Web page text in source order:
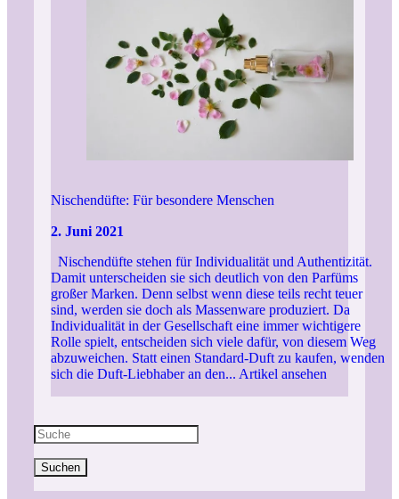
Nischendüfte: Für besondere Menschen
2. Juni 2021
Nischendüfte stehen für Individualität und Authentizität.
Damit unterscheiden sie sich deutlich von den Parfüms
großer Marken. Denn selbst wenn diese teils recht teuer
sind, werden sie doch als Massenware produziert. Da
Individualität in der Gesellschaft eine immer wichtigere
Rolle spielt, entscheiden sich viele dafür, von diesem Weg
abzuweichen. Statt einen Standard-Duft zu kaufen, wenden
sich die Duft-Liebhaber an den... Artikel ansehen
Suchen